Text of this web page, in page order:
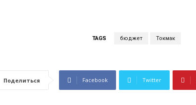
TAGS бюджет Токмак
Поделиться Facebook Twitter